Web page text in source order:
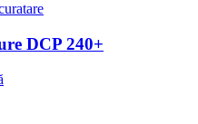
DCP 240+